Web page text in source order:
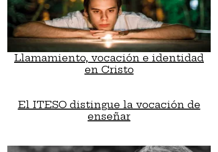
Llamamiento, vocación e identidad
en Cristo
El ITESO distingue la vocación de
enseñar